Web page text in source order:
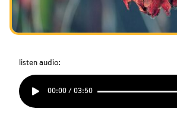
listen audio:
00:00 / 03:50